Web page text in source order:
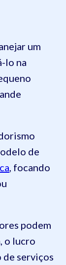
um
lo na
de
, focando
podem
o lucro
de serviços